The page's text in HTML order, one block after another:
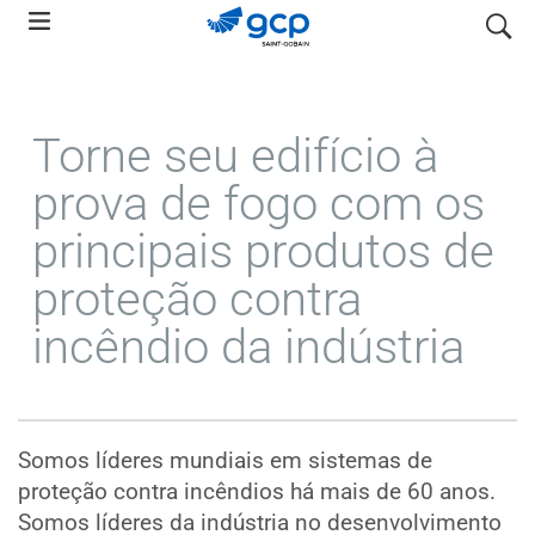
Skip
Torne seu edifício à
prova de fogo com os
principais produtos de
proteção contra
incêndio da indústria
Somos líderes mundiais em sistemas de
proteção contra incêndios há mais de 60 anos.
Somos líderes da indústria no desenvolvimento